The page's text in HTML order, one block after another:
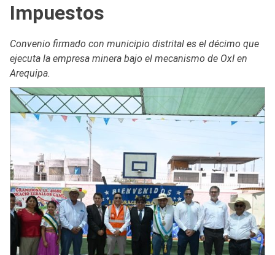
Impuestos
Convenio firmado con municipio distrital es el décimo que
ejecuta la empresa minera bajo el mecanismo de OxI en
Arequipa.